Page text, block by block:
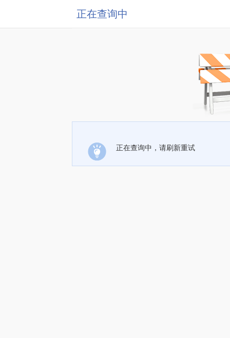
正在查询中
正在查询中，请刷新重试